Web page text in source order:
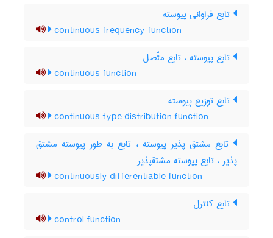
تابع فراوانی پیوسته
continuous frequency function
تابع پیوسته ، تابع متّصل
continuous function
تابع توزیع پیوسته
continuous type distribution function
تابع مشتق پذیر پیوسته ، تابع به طور پیوسته مشتق
پذیر ، تابع پیوسته مشتقپذیر
continuously differentiable function
تابع کنترل
control function